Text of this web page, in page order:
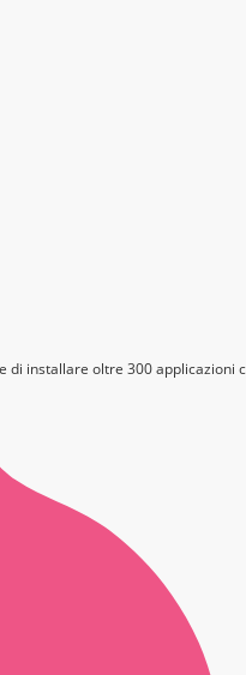
di installare oltre 300 applicazioni